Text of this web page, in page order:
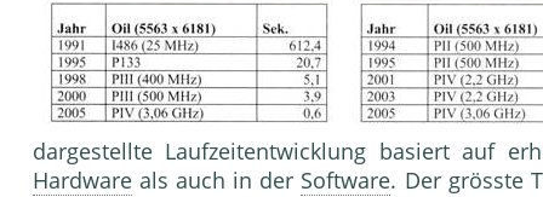
dargestellte Laufzeitentwicklung basiert auf
Hardware als auch in der Software. Der grösste